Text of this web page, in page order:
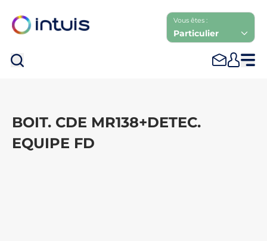
Vous êtes :
Particulier
BOIT. CDE MR138+DETEC.
EQUIPE FD